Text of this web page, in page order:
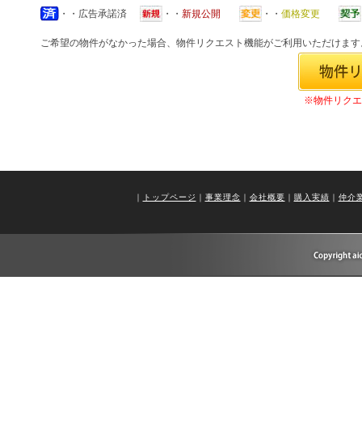
・・広告承諾済 ・・ 新規公開 ・・ 価格変更
ご希望の物件がなかった場合、物件リクエスト機能がご利用いただけま
※物件リク
｜ トップページ ｜ 事業理念 ｜ 会社概要 ｜ 購入実績 ｜ 仲介